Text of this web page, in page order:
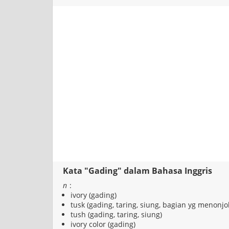
Kata "Gading" dalam Bahasa Inggris
n :
ivory (gading)
tusk (gading, taring, siung, bagian yg
tush (gading, taring, siung)
ivory color (gading)